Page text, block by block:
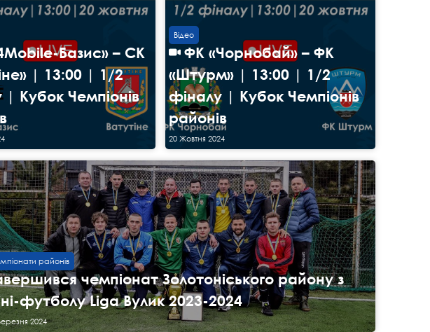
Базис» – СК
| 13:00 | 1/2
| Кубок Чемпіонів
Відео
ФК «Чорнобай» – ФК
«Штурм» | 13:00 | 1/2
фіналу | Кубок Чемпіонів
районів
20 Жовтня 2024
районів
чемпіонат Золотоніського району з
футболу Liga Вулик 2023-2024
2024